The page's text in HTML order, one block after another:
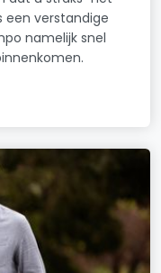
een verstandige
namelijk snel